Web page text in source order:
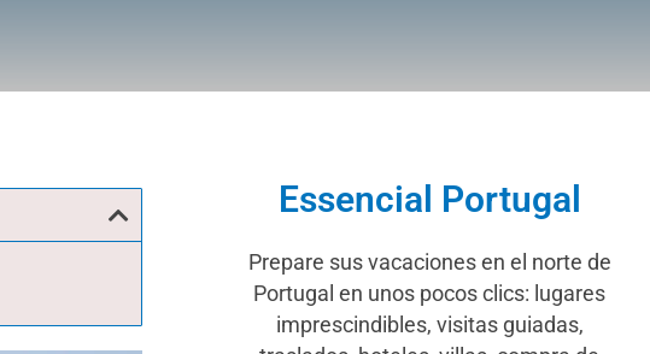
Essencial Portugal
Prepare sus vacaciones en el norte de
Portugal en unos pocos clics: lugares
imprescindibles, visitas guiadas,